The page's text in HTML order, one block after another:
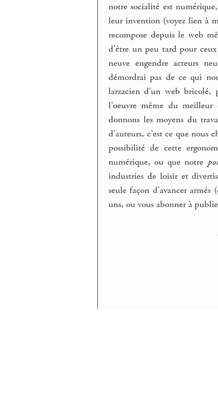
notre socialité est
leur invention (voyez lien à
recompose depuis le web
d’être un peu tard pour
neuve engendre acteurs
démordrai pas de ce qui
larzacien d’un web
l’oeuvre même du
donnons les moyens du
d’auteurs, c’est ce que nous
possibilité de cette
numérique, ou que notre
industries de loisir et
seule façon d’avancer
uns, ou vous abonner à